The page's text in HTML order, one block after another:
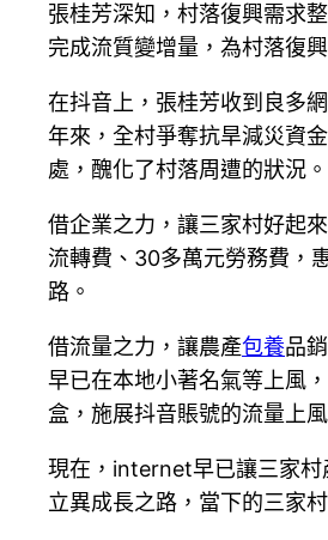
張桂芳深知，村落復興需求
完成流質變增量，為村落復
在抖音上，張桂芳收到良多
年來，全村爭奪抗旱減災資
處，醜化了村落周遭的狀況。
借企業之力，讓三家村好起
流轉費、30多萬元勞務費，
路。
借流量之力，讓農產包養品
早已在本地小著名氣等上風
盒，施展抖音賬號的流量上
現在，internet早已讓三家村
立異成長之路，當下的三家